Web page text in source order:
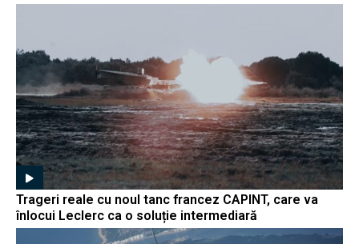
Trageri reale cu noul tanc francez CAPINT, care va
înlocui Leclerc ca o soluție intermediară